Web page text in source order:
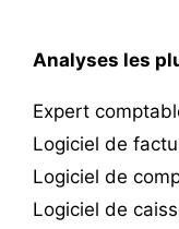
Analyses les
Expert
Logiciel de
Logiciel de
Logiciel de